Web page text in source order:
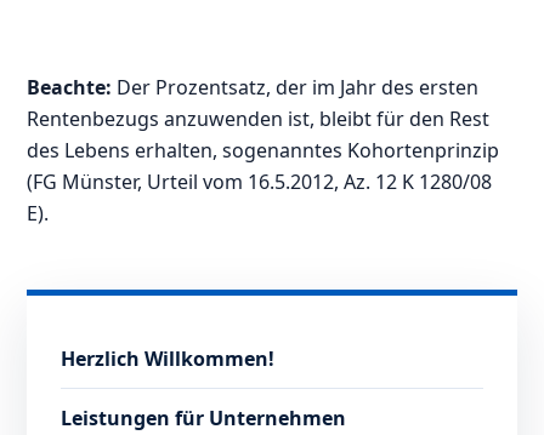
Beachte: Der Prozentsatz, der im Jahr des ersten
Rentenbezugs anzuwenden ist, bleibt für den Rest
des Lebens erhalten, sogenanntes Kohortenprinzip
(FG Münster, Urteil vom 16.5.2012, Az. 12 K 1280/08
E).
Herzlich Willkommen!
Leistungen für Unternehmen